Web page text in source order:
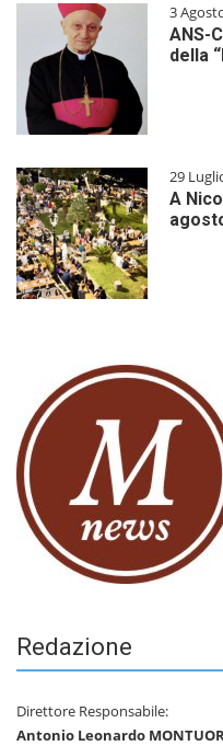
3
ANS-
della
29
A
Redazione
Direttore Responsabile:
Antonio Leonardo